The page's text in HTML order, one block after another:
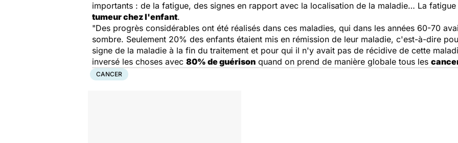
importants : de la fatigue, des signes en rapport avec la localisation de la maladie… La
tumeur chez l'enfant.
"Des progrès considérables ont été réalisés dans ces maladies, qui dans les années 60-70
sombre. Seulement 20% des enfants étaient mis en rémission de leur maladie, c'est-à-dire
signe de la maladie à la fin du traitement et pour qui il n'y avait pas de récidive de cette
inversé les choses avec 80% de guérison quand on prend de manière globale tous les
CANCER